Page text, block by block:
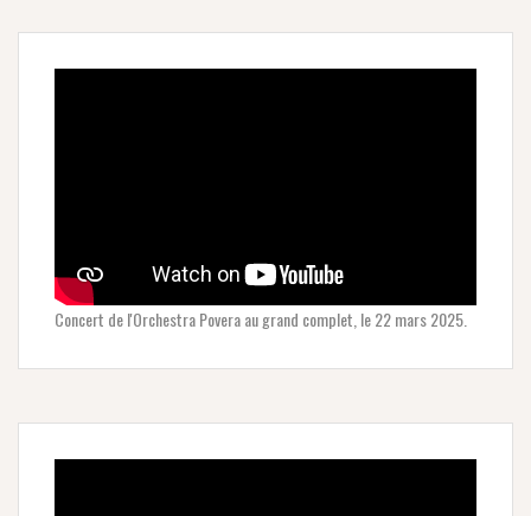
Concert de l'Orchestra Povera au grand complet, le 22 mars 2025.